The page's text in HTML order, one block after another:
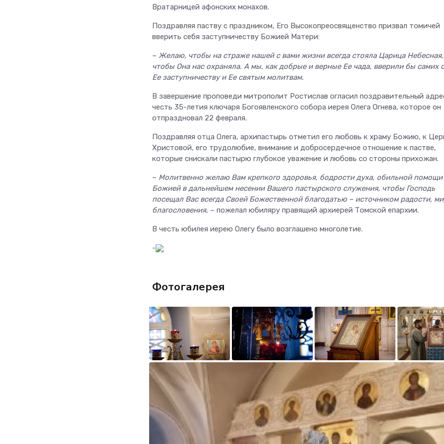
Вратарницей афонских монахов.
Поздравляя паству с праздником, Его Высокопреосвященство призвал томичей
вверить себя заступничеству Божией Матери:
– Желаю, чтобы на страже нашей с вами жизни всегда стояла Царица Небесная,
чтобы Она нас охраняла. А мы, как добрые и верные Ее чада, вверили бы самих
Ее заступничеству и Ее святым молитвам.
В завершение проповеди митрополит Ростислав огласил поздравительный
честь 35-летия ключаря Богоявленского собора иерея Олега Огнева, которое он
отпраздновал 22 февраля.
Поздравляя отца Олега, архипастырь отметил его любовь к храму Божию, к
Христовой, его трудолюбие, внимание и добросердечное отношение к пастве,
которые снискали пастырю глубокое уважение и любовь со стороны прихожан.
– Молитвенно желаю Вам крепкого здоровья, бодрости духа, обильной помощи
Божией в дальнейшем несении Вашего пастырского служения, чтобы Господь
посещал Вас всегда Своей Божественной благодатью – источником радости,
благословения, – пожелал юбиляру правящий архиерей Томской епархии.
В честь юбилея иерею Олегу было возглашено многолетие.
-
Фотогалерея